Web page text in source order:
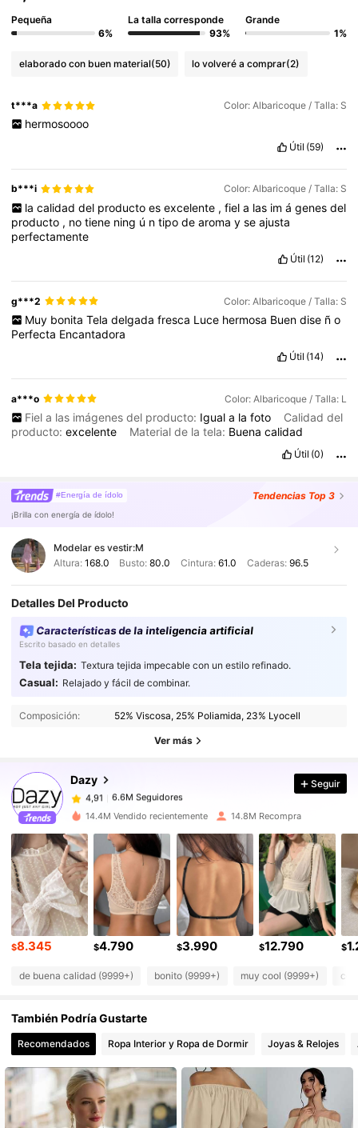
Pequeña
6%
La talla corresponde
93%
Grande
1%
elaborado con buen material(50) lo volveré a comprar(2)
t***a Color: Albaricoque / Talla: S
hermosoooo
Útil (59)
b***i Color: Albaricoque / Talla: S
la calidad del producto es excelente , fiel a las im á genes del
producto , notiene ning ú ntipodearomayseajusta
perfectamente
Útil (12)
g***2 Color: Albaricoque / Talla: S
Muy bonita Tela delgada fresca Luce hermosa Buen dise ñ o
Perfecta Encantadora
Útil (14)
a***o Color: Albaricoque / Talla: L
Fiel a las imágenes del producto: Igual a la foto
Calidad del
producto:excelente Material de la tela: Buenacalidad
Útil (0)
#Energía de ídolo Tendencias Top 3
¡Brilla con energía de ídolo!
Modelar es vestir:M
Altura: 168.0 Busto:80.0 Cintura: 61.0 Caderas: 96.5
Detalles Del Producto
Características de la inteligencia artificial
Escrito basado en detalles
Tela tejida: Textura tejida impecable con un estilo refinado.
Casual: Relajado y fácil de combinar.
Composición: 52% Viscosa, 25% Poliamida, 23% Lyocell
Ver más
Dazy
4,91 6.6M Seguidores
6.6M Seguidores
4,91
c***v
pagóHace 1 día
4,91 6.6M Seguidores
4,91 6.6M Seguidores
4,91 6.6M Seguidores
4,91
4,91 6.6M Seguidores
Seguir
14.4M Vendido recientemente 14.8M Recompra
$8.345 $4.790 $3.990 $12.790 $
de buena calidad (9999+) bonito (9999+) muy cool (9999+)
También Podría Gustarte
Recomendados Ropa Interior y Ropa de Dormir Joyas & Relojes